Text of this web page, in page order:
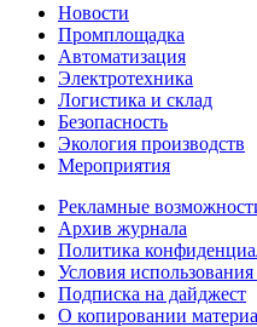
Новости
Промплощадка
Автоматизация
Электротехника
Логистика и склад
Безопасность
Экология производств
Мероприятия
Рекламные
Архив журнала
Политика
Условия использования
Подписка на дайджест
О копировании